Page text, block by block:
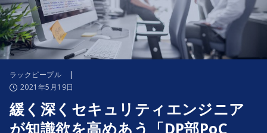
ラックピープル |
2021年5月19日
緩く深くセキュリティエンジニア
が知識欲を高めあう「DP部PoC